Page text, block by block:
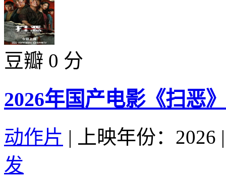
豆瓣 0 分
2026年国产电影《扫恶
动作片 | 上映年份：2026 |
发